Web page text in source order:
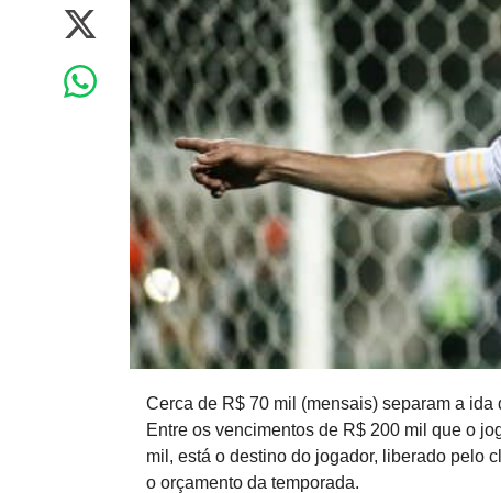
Cerca de R$ 70 mil (mensais) separam a
Entre os vencimentos de R$ 200 mil que o
mil, está o destino do jogador, liberado pelo
o orçamento da temporada.